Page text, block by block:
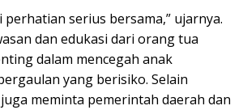
perhatian serius bersama,” ujarnya.
dan edukasi dari orang tua
dalam mencegah anak
yang berisiko. Selain
meminta pemerintah daerah dan